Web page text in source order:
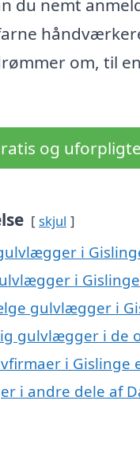
du nemt
om, til
og
skjul
i
i
gulvlægger i
gulvlægger i de
i Gislinge
i andre dele af